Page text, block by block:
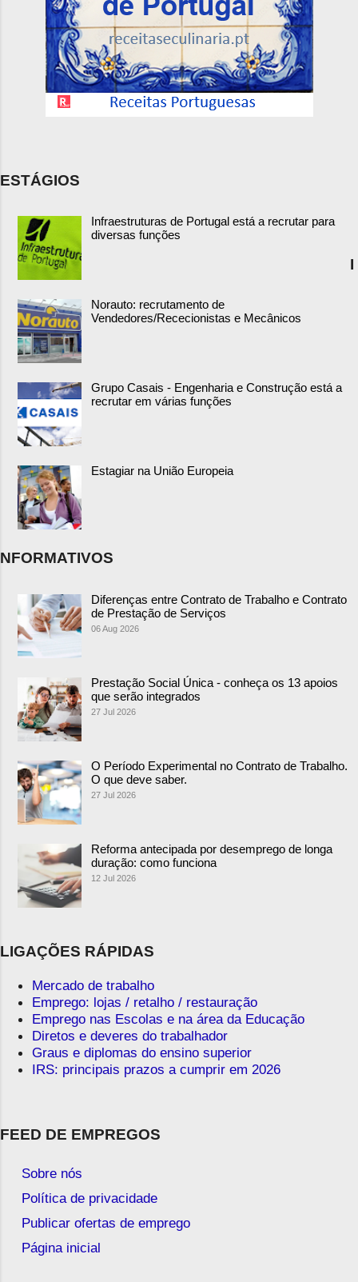
ESTÁGIOS
Infraestruturas de Portugal está a recrutar para
diversas funções
Norauto: recrutamento de
Vendedores/Rececionistas e Mecânicos
Grupo Casais - Engenharia e Construção está a
recrutar em várias funções
Estagiar na União Europeia
I
NFORMATIVOS
Diferenças entre Contrato de Trabalho e Contrato
de Prestação de Serviços
06 Aug 2026
Prestação Social Única - conheça os 13 apoios
que serão integrados
27 Jul 2026
O Período Experimental no Contrato de Trabalho.
O que deve saber.
27 Jul 2026
Reforma antecipada por desemprego de longa
duração: como funciona
12 Jul 2026
LIGAÇÕES RÁPIDAS
Mercado de trabalho
Emprego: lojas / retalho / restauração
Emprego nas Escolas e na área da Educação
Diretos e deveres do trabalhador
Graus e diplomas do ensino superior
IRS: principais prazos a cumprir em 2026
FEED DE EMPREGOS
Sobre nós
Política de privacidade
Publicar ofertas de emprego
Página inicial